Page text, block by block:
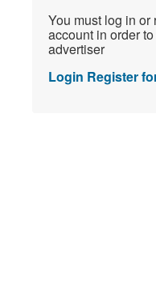
You must log in or
account in order
advertiser
Login Register